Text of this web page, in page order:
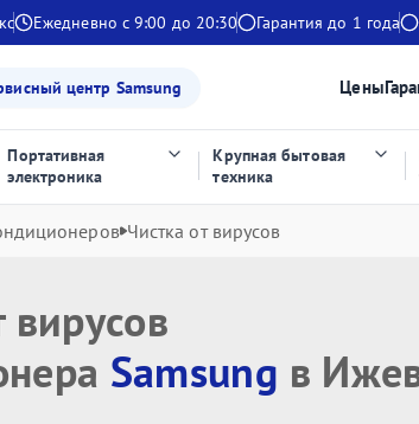
Ежедневно с 9:00 до 20:30 Гарантия до 1 года
центр Samsung Цены
Портативная
электроника
Крупная бытовая
техника
Чистка от вирусов
вирусов
Samsung в